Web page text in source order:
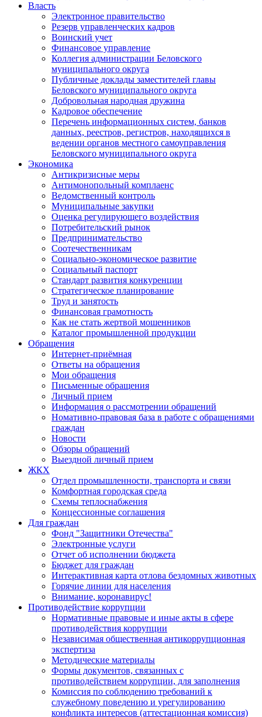
Власть
Электронное правительство
Резерв управленческих кадров
Воинский учет
Финансовое управление
Коллегия администрации Беловского
муниципального округа
Публичные доклады заместителей главы
Беловского муниципального округа
Добровольная народная дружина
Кадровое обеспечение
Перечень информационных систем, банков
данных, реестров, регистров, находящихся в
ведении органов местного самоуправления
Беловского муниципального округа
Экономика
Антикризисные меры
Антимонопольный комплаенс
Ведомственный контроль
Муниципальные закупки
Оценка регулирующего воздействия
Потребительский рынок
Предпринимательство
Соотечественникам
Социально-экономическое развитие
Социальный паспорт
Стандарт развития конкуренции
Стратегическое планирование
Труд и занятость
Финансовая грамотность
Как не стать жертвой мошенников
Каталог промышленной продукции
Обращения
Интернет-приёмная
Ответы на обращения
Мои обращения
Письменные обращения
Личный прием
Информация о рассмотрении обращений
Номативно-правовая база в работе с обращениями
граждан
Новости
Обзоры обращений
Выездной личный прием
ЖКХ
Отдел промышленности, транспорта и связи
Комфортная городская среда
Схемы теплоснабжения
Концессионные соглашения
Для граждан
Фонд "Защитники Отечества"
Электронные услуги
Отчет об исполнении бюджета
Бюджет для граждан
Интерактивная карта отлова бездомных животных
Горячие линии для населения
Внимание, коронавирус!
Противодействие коррупции
Нормативные правовые и иные акты в сфере
противодействия коррупции
Независимая общественная антикоррупционная
экспертиза
Методические материалы
Формы документов, связанных с
противодействием коррупции, для заполнения
Комиссия по соблюдению требований к
служебному поведению и урегулированию
конфликта интересов (аттестационная комиссия)